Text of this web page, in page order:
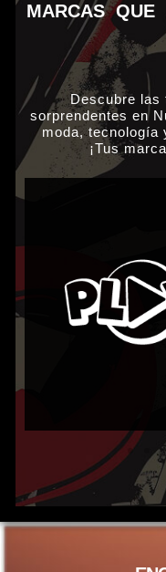
MARCAS QUE
Descubre las
sorprendentes en
moda, tecnología
¡Tus